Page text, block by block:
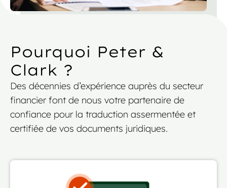
Pourquoi Peter &
Clark ?
Des décennies d’expérience auprès du secteur
financier font de nous votre partenaire de
confiance pour la traduction assermentée et
certifiée de vos documents juridiques.